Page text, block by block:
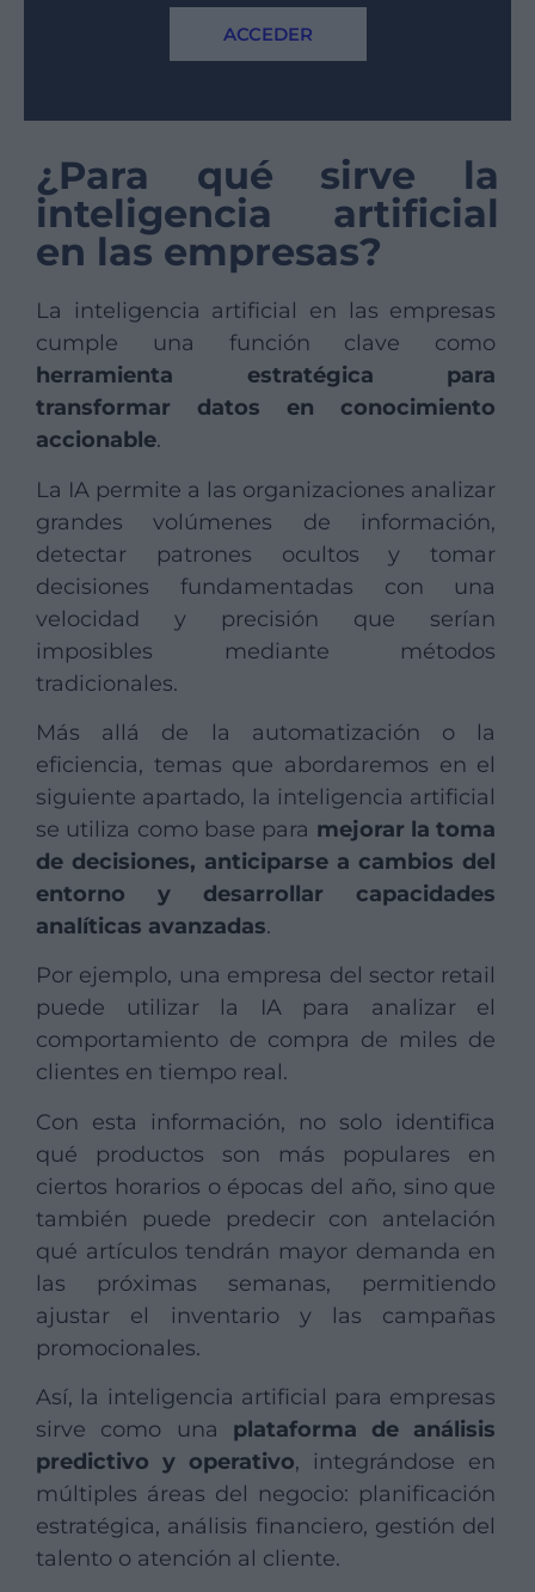
ACCEDER
¿Para qué sirve la
inteligencia artificial
en las empresas?
La inteligencia artificial en las empresas
cumple una función clave como
herramienta estratégica para
transformar datos en conocimiento
accionable.
La IA permite a las organizaciones analizar
grandes volúmenes de información,
detectar patrones ocultos y tomar
decisiones fundamentadas con una
velocidad y precisión que serían
imposibles mediante métodos
tradicionales.
Más allá de la automatización o la
eficiencia, temas que abordaremos en el
siguiente apartado, la inteligencia artificial
se utiliza como base para mejorar la toma
de decisiones, anticiparse a cambios del
entorno y desarrollar capacidades
analíticas avanzadas.
Por ejemplo, una empresa del sector retail
puede utilizar la IA para analizar el
comportamiento de compra de miles de
clientes en tiempo real.
Con esta información, no solo identifica
qué productos son más populares en
ciertos horarios o épocas del año, sino que
también puede predecir con antelación
qué artículos tendrán mayor demanda en
las próximas semanas, permitiendo
ajustar el inventario y las campañas
promocionales.
Así, la inteligencia artificial para empresas
sirve como una plataforma de análisis
predictivo y operativo, integrándose en
múltiples áreas del negocio: planificación
estratégica, análisis financiero, gestión del
talento o atención al cliente.